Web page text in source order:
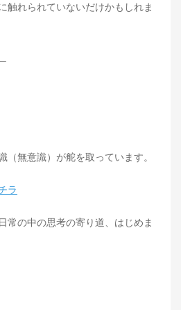
触れられていないだけかもしれま
（無意識）が舵を取っています。
ラ
常の中の思考の寄り道、はじめま